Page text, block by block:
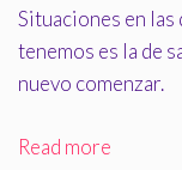
Situaciones en
tenemos es la de
nuevo comenzar.
Read more